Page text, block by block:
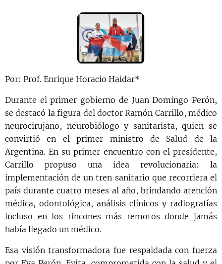
Por: Prof. Enrique Horacio Haidar*
Durante el primer gobierno de Juan Domingo Perón,
se destacó la figura del doctor Ramón Carrillo, médico
neurocirujano, neurobiólogo y sanitarista, quien se
convirtió en el primer ministro de Salud de la
Argentina. En su primer encuentro con el presidente,
Carrillo propuso una idea revolucionaria: la
implementación de un tren sanitario que recorriera el
país durante cuatro meses al año, brindando atención
médica, odontológica, análisis clínicos y radiografías
incluso en los rincones más remotos donde jamás
había llegado un médico.
Esa visión transformadora fue respaldada con fuerza